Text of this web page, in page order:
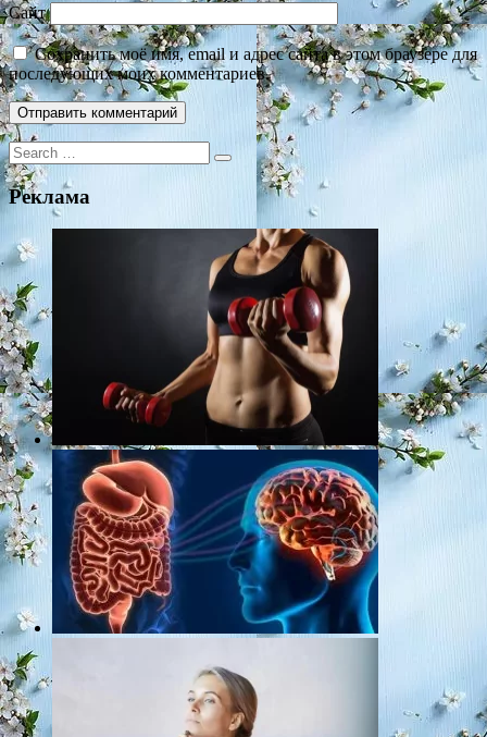
Сайт
Сохранить моё имя, email и адрес сайта в этом браузере для
последующих моих комментариев.
Search
for:
Реклама